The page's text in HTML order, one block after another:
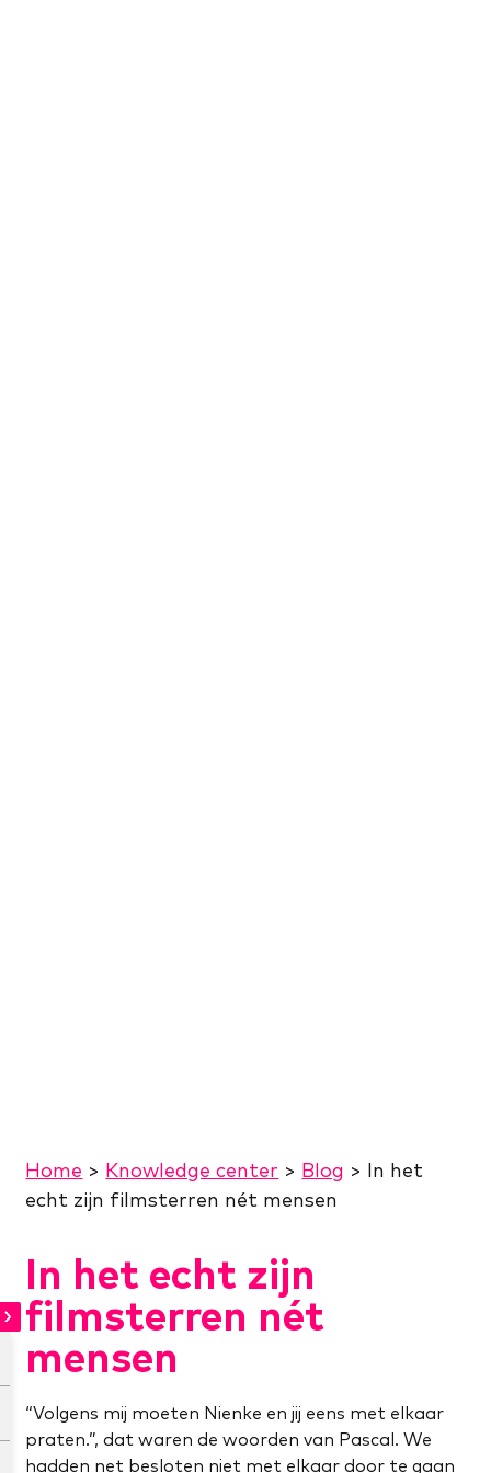
Home > Knowledge center > Blog > In het
echt zijn filmsterren nét mensen
In het echt zijn
filmsterren nét
mensen
“Volgens mij moeten Nienke en jij eens met elkaar
praten.”, dat waren de woorden van Pascal. We
hadden net besloten niet met elkaar door te gaan